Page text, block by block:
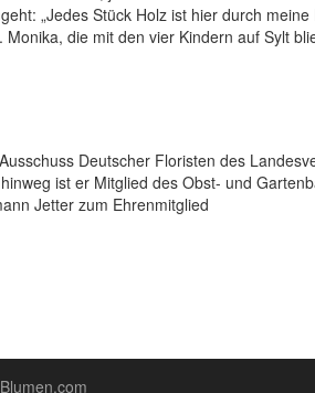
„Jedes Stück Holz ist hier durch meine
die mit den vier Kindern auf Sylt
Deutscher Floristen des
ist er Mitglied des Obst- und
Jetter zum Ehrenmitglied